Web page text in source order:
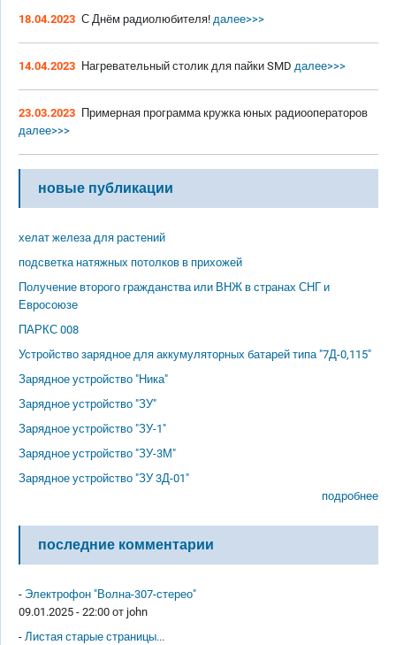
18.04.2023 С Днём радиолюбителя! далее>>>
14.04.2023 Нагревательный столик для пайки SMD далее>>>
23.03.2023 Примерная программа кружка юных радиооператоров
далее>>>
новые публикации
хелат железа для растений
подсветка натяжных потолков в прихожей
Получение второго гражданства или ВНЖ в странах СНГ и
Евросоюзе
ПАРКС 008
Устройство зарядное для аккумуляторных батарей типа "7Д-0,115"
Зарядное устройство "Ника"
Зарядное устройство "ЗУ"
Зарядное устройство "ЗУ-1"
Зарядное устройство "ЗУ-3М"
Зарядное устройство "ЗУ 3Д-01"
подробнее
последние комментарии
- Электрофон "Волна-307-стерео"
09.01.2025 - 22:00 от john
- Листая старые страницы...